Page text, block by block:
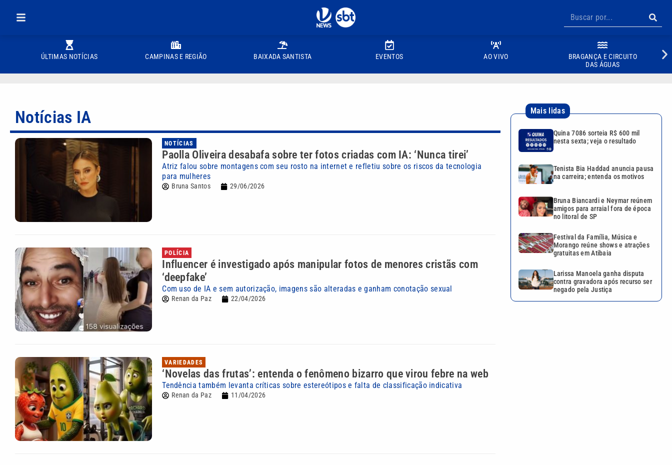
ÚLTIMAS NOTÍCIAS CAMPINAS E REGIÃO BAIXADA SANTISTA EVENTOS AO VIVO
BRAGANÇA E CIRCUITO
DAS ÁGUAS
Notícias IA
NOTÍCIAS
Paolla Oliveira desabafa sobre ter fotos criadas com IA: ‘Nunca tirei’
Atriz falou sobre montagens com seu rosto na internet e refletiu sobre os riscos da tecnologia
para mulheres
Bruna Santos 29/06/2026
POLÍCIA
Influencer é investigado após manipular fotos de menores cristãs com
‘deepfake’
Com uso de IA e sem autorização, imagens são alteradas e ganham conotação sexual
Renan da Paz 22/04/2026
VARIEDADES
‘Novelas das frutas’: entenda o fenômeno bizarro que virou febre na web
Tendência também levanta críticas sobre estereótipos e falta de classificação indicativa
Renan da Paz 11/04/2026
Mais lidas
Quina 7086 sorteia R$ 600 mil
nesta sexta; veja o resultado
Tenista Bia Haddad anuncia pausa
na carreira; entenda os motivos
Bruna Biancardi e Neymar reúnem
amigos para arraial fora de época
no litoral de SP
Festival da Família, Música e
Morango reúne shows e atrações
gratuitas em Atibaia
Larissa Manoela ganha disputa
contra gravadora após recurso ser
negado pela Justiça